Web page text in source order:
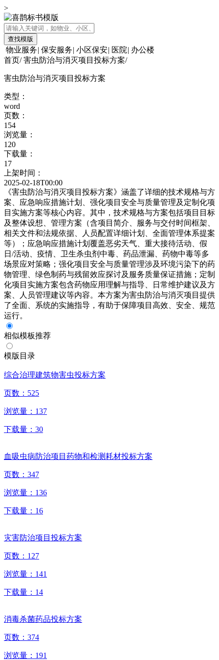
>
查找模版
物业服务| 保安服务| 小区保安| 医院| 办公楼
首页/ 害虫防治与消灭项目投标方案/
害虫防治与消灭项目投标方案
类型：
word
页数：
154
浏览量：
120
下载量：
17
上架时间：
2025-02-18T00:00
《害虫防治与消灭项目投标方案》涵盖了详细的技术规格与方
案、应急响应措施计划、强化项目安全与质量管理及定制化项
目实施方案等核心内容。其中，技术规格与方案包括项目目标
及整体设想、管理方案（含项目简介、服务与交付时间框架、
相关文件和法规依据、人员配置详细计划、全面管理体系提案
等）；应急响应措施计划覆盖恶劣天气、重大接待活动、假
日/活动、疫情、卫生杀虫剂中毒、药品泄漏、药物中毒等多
场景应对策略；强化项目安全与质量管理涉及环境污染下的药
物管理、绿色制药与残留效应探讨及服务质量保证措施；定制
化项目实施方案包含药物应用理解与指导、日常维护建议及方
案、人员管理建议等内容。本方案为害虫防治与消灭项目提供
了全面、系统的实施指导，有助于保障项目高效、安全、规范
运行。
相似模板推荐
模版目录
综合治理建筑物害虫投标方案
页数： 525
浏览量： 137
下载量： 30
血吸虫病防治项目药物和检测耗材投标方案
页数： 347
浏览量： 136
下载量： 16
灾害防治项目投标方案
页数： 127
浏览量： 141
下载量： 14
消毒杀菌药品投标方案
页数： 374
浏览量： 191